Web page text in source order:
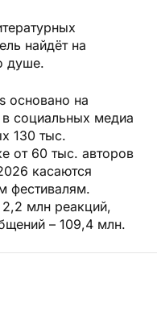
найдёт на
душе.
основано на
социальных медиа
130 тыс.
от 60 тыс. авторов
касаются
фестивалям.
млн реакций,
– 109,4 млн.